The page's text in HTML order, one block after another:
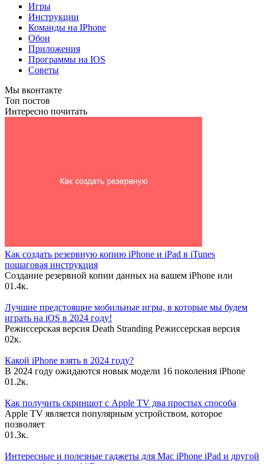
Игры
Инструкции
Команды на IPhone
Обои
Приложения
Программы на IOS
Советы
Мы вконтакте
Топ постов
Интересно почитать
Как создать резервную копию iPhone и iPad в iTunes
пошаговая инструкция
Создание резервной копии данных на вашем iPhone или
01.4к.
Лучшие предстоящие мобильные игры, в которые мы будем
играть на iOS в 2024 году!
Режиссерская версия Death Stranding Режиссерская версия
02к.
Какой iPhone взять в 2024 году?
В 2024 году ожидаются новык модели 16 поколения iPhone
01.2к.
Как получить скриншот с Apple TV два простых способа
Apple TV является популярным устройством, которое
позволяет
01.3к.
Интересные и полезные гаджеты для Mac iPhone iPad и другой